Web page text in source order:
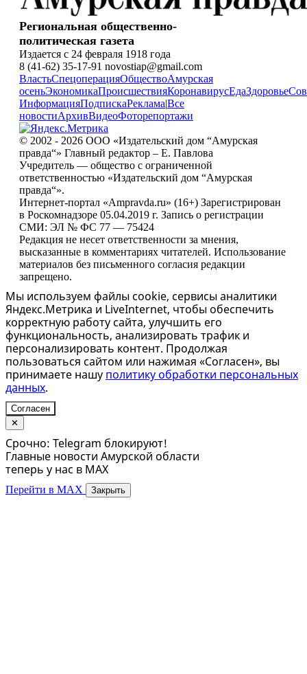
Региональная общественно-
политическая газета
Издается с 24 февраля 1918 года
8 (41-62) 35-17-91 novostiap@gmail.com
ВластьСпецоперацияОбществоАмурская
осеньЭкономикаПроисшествияКоронавирусЕдаЗдоровье
ИнформацияПодпискаРеклама|Все
новостиАрхивВидеоФоторепортажи
© 2002 - 2026 ООО «Издательский дом “Амурская
правда“» Главный редактор – Е. Павлова
Учредитель — общество с ограниченной
ответственностью «Издательский дом “Амурская
правда“».
Интернет-портал «Ampravda.ru» (16+) Зарегистрирован
в Роскомнадзоре 05.04.2019 г. Запись о регистрации
СМИ: ЭЛ № ФС 77 — 75424
Редакция не несет ответственности за мнения,
высказанные в комментариях читателей. Использование
материалов без письменного согласия редакции
запрещено.
Мы используем файлы cookie, сервисы аналитики
Яндекс.Метрика и LiveInternet, чтобы обеспечить
корректную работу сайта, улучшить его
функциональность, анализировать трафик и
персонализировать контент. Продолжая
пользоваться сайтом или нажимая «Согласен», вы
принимаете нашу политику обработки персональных
данных.
Согласен
✕
Срочно: Telegram блокируют!
Главные новости Амурской области
теперь у нас в MAX
Перейти в MAX Закрыть